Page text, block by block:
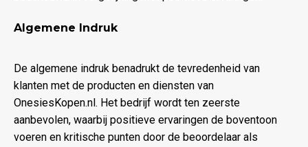
Algemene Indruk
De algemene indruk benadrukt de tevredenheid van
klanten met de producten en diensten van
OnesiesKopen.nl. Het bedrijf wordt ten zeerste
aanbevolen, waarbij positieve ervaringen de boventoon
voeren en kritische punten door de beoordelaar als